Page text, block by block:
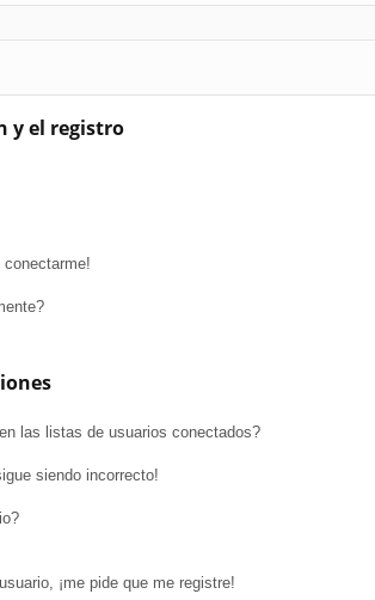
y el registro
conectarme!
las listas de usuarios conectados?
siendo incorrecto!
¡me pide que me registre!